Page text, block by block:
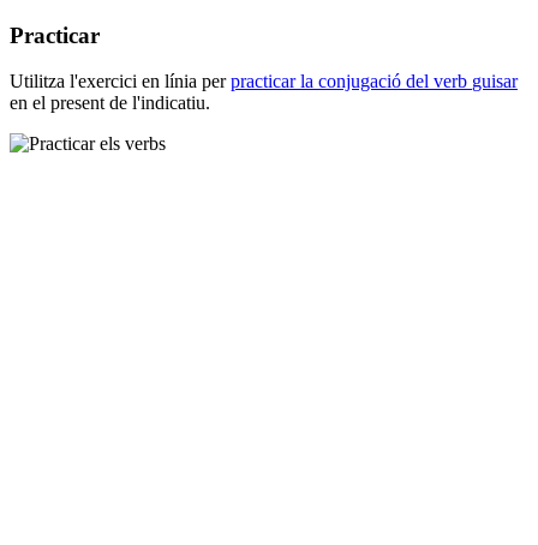
Practicar
Utilitza l'exercici en línia perpracticar la conjugació del verb guisar
en el present de l'indicatiu.